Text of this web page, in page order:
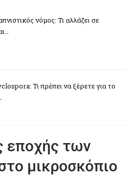
νόμος: Τι αλλάζει σε
Τι πρέπει να ξέρετε για το
εποχής των
μικροσκόπιο